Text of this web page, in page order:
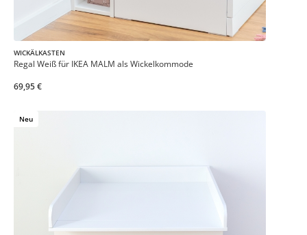
WICKÄLKASTEN
Regal Weiß für IKEA MALM als Wickelkommode
69,95 €
Neu